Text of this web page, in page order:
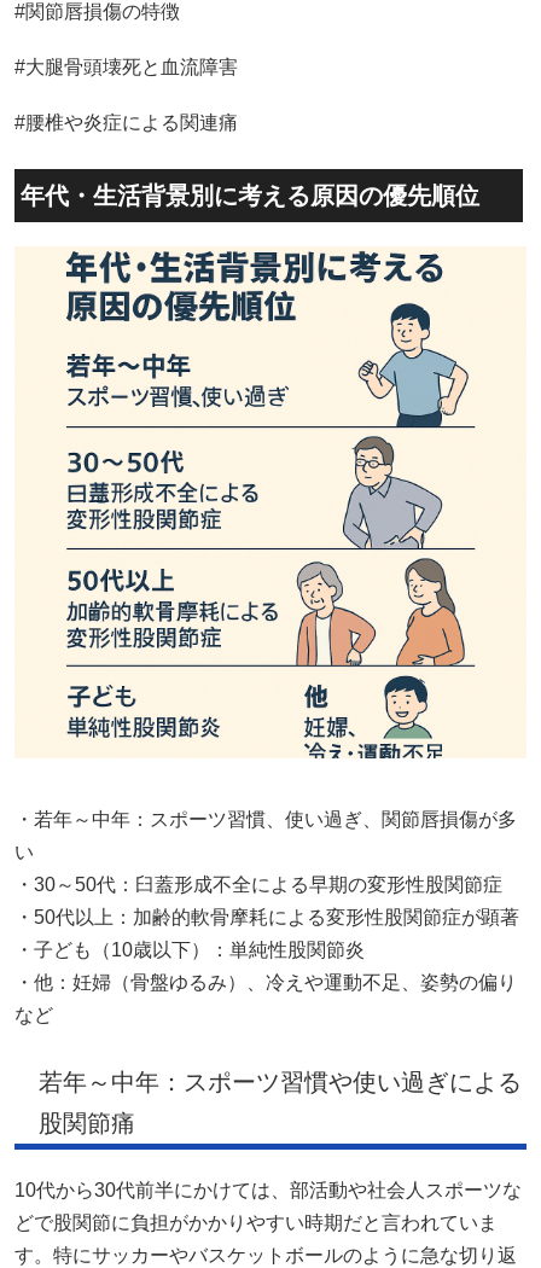
#関節唇損傷の特徴
#大腿骨頭壊死と血流障害
#腰椎や炎症による関連痛
年代・生活背景別に考える原因の優先順位
・若年～中年：スポーツ習慣、使い過ぎ、関節唇損傷が多
い
・30～50代：臼蓋形成不全による早期の変形性股関節症
・50代以上：加齢的軟骨摩耗による変形性股関節症が顕著
・子ども（10歳以下）：単純性股関節炎
・他：妊婦（骨盤ゆるみ）、冷えや運動不足、姿勢の偏り
など
若年～中年：スポーツ習慣や使い過ぎによる
股関節痛
10代から30代前半にかけては、部活動や社会人スポーツな
どで股関節に負担がかかりやすい時期だと言われていま
す。特にサッカーやバスケットボールのように急な切り返